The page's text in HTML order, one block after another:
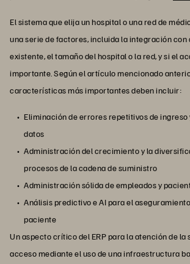
El sistema que elija un hospital o una red de
una serie de factores, incluida la integración
existente, el tamaño del hospital o la red, y si el
importante. Según el artículo mencionado
características más importantes deben incluir:
Eliminación de errores repetitivos de
datos
Administración del crecimiento y la
procesos de la cadena de suministro
Administración sólida de empleados y
Análisis predictivo e AI para el
paciente
Un aspecto crítico del ERP para la atención de la
acceso mediante el uso de una infraestructura